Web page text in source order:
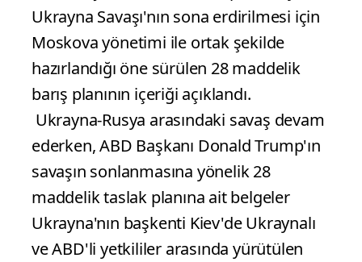
Ukrayna Savaşı'nın sona erdirilmesi için
Moskova yönetimi ile ortak şekilde
hazırlandığı öne sürülen 28 maddelik
barış planının içeriği açıklandı.
Ukrayna-Rusya arasındaki savaş devam
ederken, ABD Başkanı Donald Trump'ın
savaşın sonlanmasına yönelik 28
maddelik taslak planına ait belgeler
Ukrayna'nın başkenti Kiev'de Ukraynalı
ve ABD'li yetkililer arasında yürütülen